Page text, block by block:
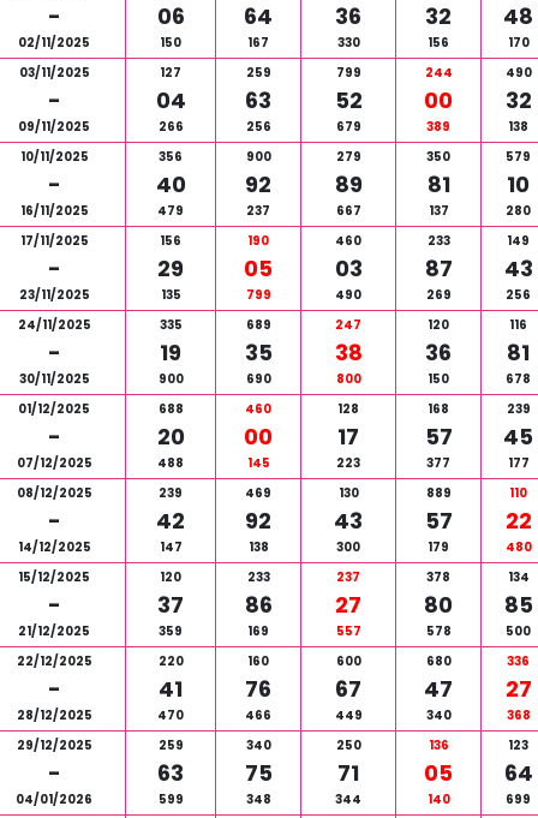
-
02/11/2025
06
150
64
167
36
330
32
156
48
170
03/11/2025
-
09/11/2025
127
04
266
259
63
256
799
52
679
244
00
389
490
32
138
10/11/2025
-
16/11/2025
356
40
479
900
92
237
279
89
667
350
81
137
579
10
280
17/11/2025
-
23/11/2025
156
29
135
190
05
799
460
03
490
233
87
269
149
43
256
24/11/2025
-
30/11/2025
335
19
900
689
35
690
247
38
800
120
36
150
116
81
678
01/12/2025
-
07/12/2025
688
20
488
460
00
145
128
17
223
168
57
377
239
45
177
08/12/2025
-
14/12/2025
239
42
147
469
92
138
130
43
300
889
57
179
110
22
480
15/12/2025
-
21/12/2025
120
37
359
233
86
169
237
27
557
378
80
578
134
85
500
22/12/2025
-
28/12/2025
220
41
470
160
76
466
600
67
449
680
47
340
336
27
368
29/12/2025
-
04/01/2026
259
63
599
340
75
348
250
71
344
136
05
140
123
64
699